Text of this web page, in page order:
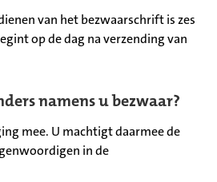
van het bezwaarschrift is zes
op de dag na verzending van
namens u bezwaar?
mee. U machtigt daarmee de
in de